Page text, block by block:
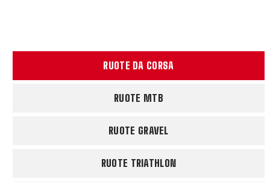
RUOTE DA CORSA
RUOTE MTB
RUOTE GRAVEL
RUOTE TRIATHLON